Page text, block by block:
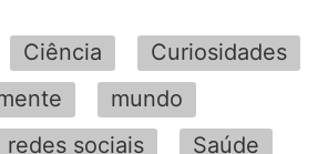
Ciência
Curiosidades
mundo
redes sociais
Saúde